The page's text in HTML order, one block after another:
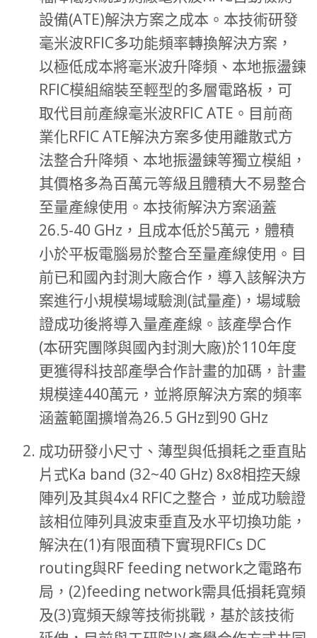
設備(ATE)解決方案之成本。本技術研發
毫米波RFIC多功能頻率轉換解決方案，
以極低成本將毫米波升降頻、本地振盪鍊
RFIC模組縮裝至輕型的多層電路板，可
取代目前產線毫米波RFIC ATE。目前商
業化RFIC ATE解決方案多使用離散式方
法整合升降頻、本地振盪鍊等獨立模組，
其價格多為百萬元等級且體積大不易整合
至量產線使用。本技術解決方案涵蓋
26.5-40 GHz，且成本低於5萬元，體積
小於平板電腦易於整合至量產線使用。目
前已和國內封測大廠合作，導入該解決方
案進行小規模場域驗測(試量產)，場域驗
證成功後將導入量產產線。該產學合作
(本研究團隊與國內封測大廠)於110年度
更獲得科技部產學合作計畫的加碼，計畫
規模達440萬元，並將原解決方案的頻率
涵蓋範圍擴增為26.5 GHz到90 GHz
成功研發小尺寸、薄型與低損耗之垂直貼
片式Ka band (32~40 GHz) 8x8相控天線
陣列及其與4x4 RFIC之整合，並成功驗證
該相位陣列具波束垂直及水平切換功能，
解決在(1)有限面積下實現RFICs DC
routing與RF feeding network之電路布
局，(2)feeding network需具低損耗寬頻
及(3)寬頻天線等技術挑戰，基於該技術